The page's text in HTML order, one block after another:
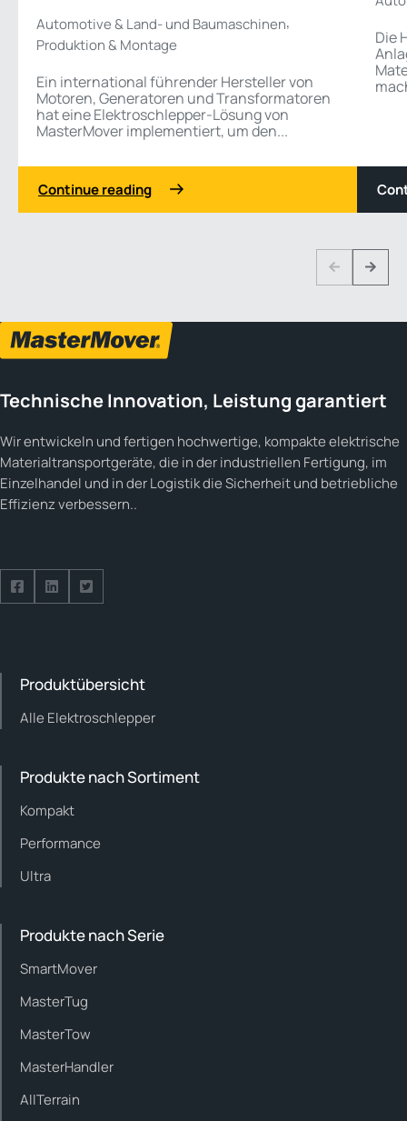
Automotive & Land- und Baumaschinen,
Produktion & Montage
Ein international führender Hersteller von
Motoren, Generatoren und Transformatoren
hat eine Elektroschlepper-Lösung von
MasterMover implementiert, um den...
Continue reading
Die
PreviousNext
Technische Innovation, Leistung garantiert
Wir entwickeln und fertigen hochwertige, kompakte elektrische
Materialtransportgeräte, die in der industriellen Fertigung, im
Einzelhandel und in der Logistik die Sicherheit und betriebliche
Effizienz verbessern..
Follow us on Facebook
Follow us on Facebook
Follow us on Facebook
Produktübersicht
Alle Elektroschlepper
Produkte nach Sortiment
Kompakt
Performance
Ultra
Produkte nach Serie
SmartMover
MasterTug
MasterTow
MasterHandler
AllTerrain